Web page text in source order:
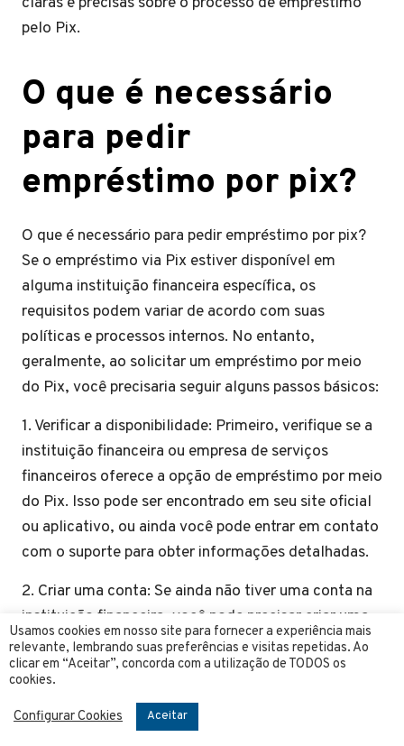
pelo Pix.
O que é necessário
para pedir
empréstimo por pix?
O que é necessário para pedir empréstimo por pix?
Se o empréstimo via Pix estiver disponível em
alguma instituição financeira específica, os
requisitos podem variar de acordo com suas
políticas e processos internos. No entanto,
geralmente, ao solicitar um empréstimo por meio
do Pix, você precisaria seguir alguns passos básicos:
1. Verificar a disponibilidade: Primeiro, verifique se a
instituição financeira ou empresa de serviços
financeiros oferece a opção de empréstimo por meio
do Pix. Isso pode ser encontrado em seu site oficial
ou aplicativo, ou ainda você pode entrar em contato
com o suporte para obter informações detalhadas.
2. Criar uma conta: Se ainda não tiver uma conta na
instituição financeira, você pode precisar criar uma
conta, fornecendo informações pessoais e dados de
contato.
3. Preencher a solicitação: Após criar uma conta,
você geralmente precisará preencher uma
Usamos cookies em nosso site para fornecer a experiência mais
relevante, lembrando suas preferências e visitas repetidas. Ao
clicar em “Aceitar”, concorda com a utilização de TODOS os
cookies.
Configurar Cookies Aceitar